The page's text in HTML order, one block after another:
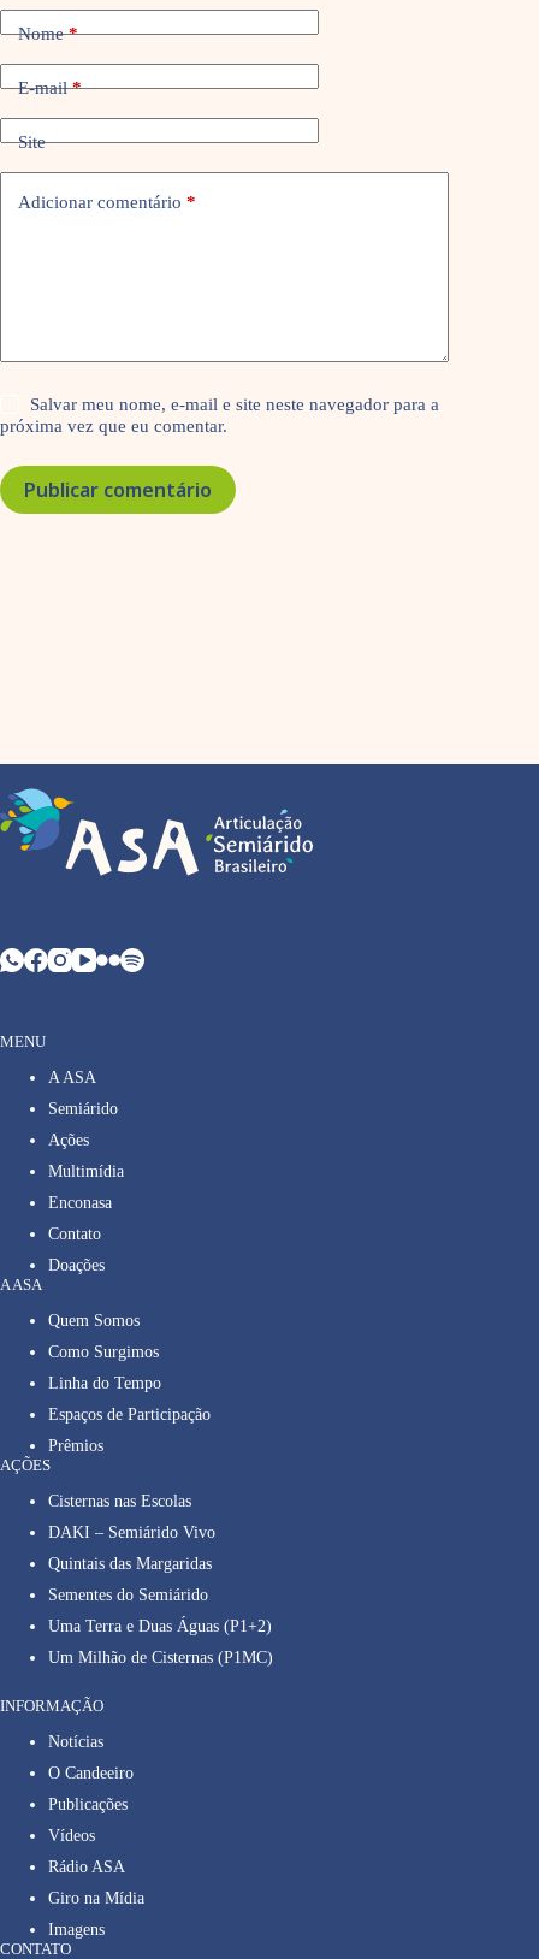
Nome*
E-mail*
Site
Adicionar comentário *
Salvar meu nome, e-mail e site neste navegador para a
próxima vez que eu comentar.
Publicar comentário
MENU
A ASA
Semiárido
Ações
Multimídia
Enconasa
Contato
Doações
A ASA
Quem Somos
Como Surgimos
Linha do Tempo
Espaços de Participação
Prêmios
AÇÕES
Cisternas nas Escolas
DAKI – Semiárido Vivo
Quintais das Margaridas
Sementes do Semiárido
Uma Terra e Duas Águas (P1+2)
Um Milhão de Cisternas (P1MC)
INFORMAÇÃO
Notícias
O Candeeiro
Publicações
Vídeos
Rádio ASA
Giro na Mídia
Imagens
CONTATO